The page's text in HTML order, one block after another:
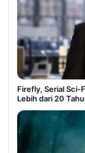
Firefly, Serial Sci-
Lebih dari 20